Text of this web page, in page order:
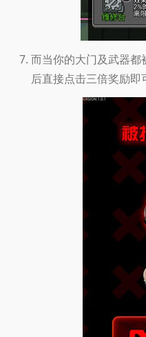
而当你的大门及武器都
后直接点击三倍奖励即